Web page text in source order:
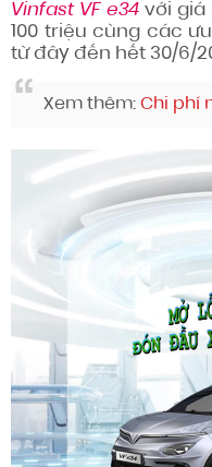
Vinfast VF e34với giá
100 triệu cùng các
từ đây đến hết 30/6/
Xem thêm: Chi phí